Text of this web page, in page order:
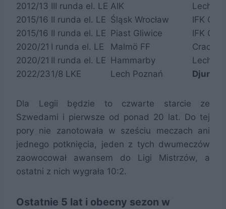
2012/13 III runda el. LE AIK
Lech
2015/16 II runda el. LE Śląsk Wrocław
IFK
2015/16 II runda el. LE Piast Gliwice
IFK
2020/21 I runda el. LE Malmö FF
2020/21 II runda el. LE Hammarby
Lech
2022/231/8 LKE Lech Poznań
Dla Legii będzie to czwarte starcie ze
Szwedami i pierwsze od ponad 20 lat. Do tej
pory nie zanotowała w sześciu meczach ani
jednego potknięcia, jeden z tych dwumeczów
zaowocował awansem do Ligi Mistrzów, a
ostatni z nich wygrała 10:2.
Ostatnie 5 lat i obecny sezon w